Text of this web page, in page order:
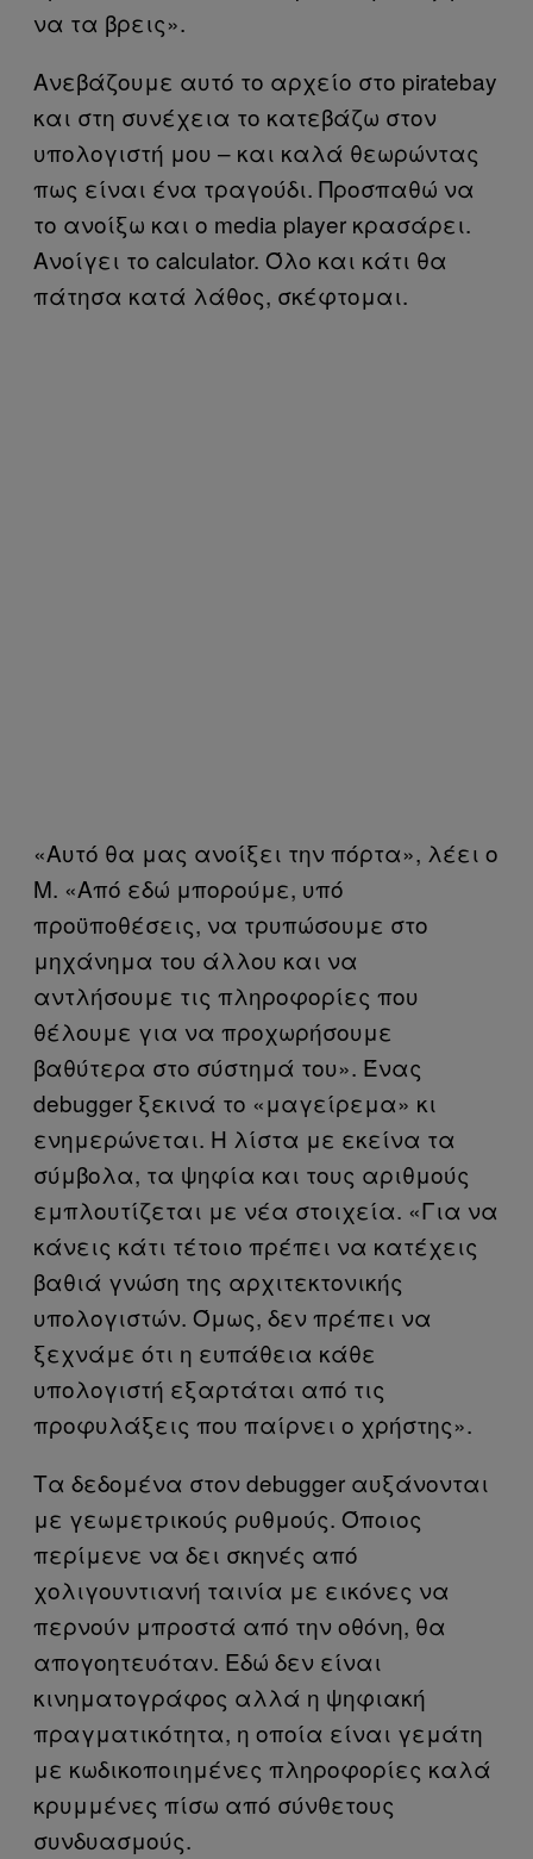
να τα βρεις».
Ανεβάζουμε αυτό το αρχείο στο piratebay
και στη συνέχεια το κατεβάζω στον
υπολογιστή μου – και καλά θεωρώντας
πως είναι ένα τραγούδι. Προσπαθώ να
το ανοίξω και ο media player κρασάρει.
Ανοίγει το calculator. Όλο και κάτι θα
πάτησα κατά λάθος, σκέφτομαι.
«Αυτό θα μας ανοίξει την πόρτα», λέει ο
Μ. «Από εδώ μπορούμε, υπό
προϋποθέσεις, να τρυπώσουμε στο
μηχάνημα του άλλου και να
αντλήσουμε τις πληροφορίες που
θέλουμε για να προχωρήσουμε
βαθύτερα στο σύστημά του». Ένας
debugger ξεκινά το «μαγείρεμα» κι
ενημερώνεται. Η λίστα με εκείνα τα
σύμβολα, τα ψηφία και τους αριθμούς
εμπλουτίζεται με νέα στοιχεία. «Για να
κάνεις κάτι τέτοιο πρέπει να κατέχεις
βαθιά γνώση της αρχιτεκτονικής
υπολογιστών. Όμως, δεν πρέπει να
ξεχνάμε ότι η ευπάθεια κάθε
υπολογιστή εξαρτάται από τις
προφυλάξεις που παίρνει ο χρήστης».
Τα δεδομένα στον debugger αυξάνονται
με γεωμετρικούς ρυθμούς. Όποιος
περίμενε να δει σκηνές από
χολιγουντιανή ταινία με εικόνες να
περνούν μπροστά από την οθόνη, θα
απογοητευόταν. Εδώ δεν είναι
κινηματογράφος αλλά η ψηφιακή
πραγματικότητα, η οποία είναι γεμάτη
με κωδικοποιημένες πληροφορίες καλά
κρυμμένες πίσω από σύνθετους
συνδυασμούς.